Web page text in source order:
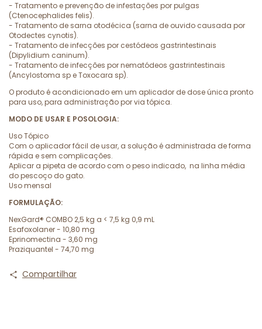
- Tratamento e prevenção de infestações por pulgas
(Ctenocephalides felis).
- Tratamento de sarna otodécica (sarna de ouvido causada por
Otodectes cynotis).
- Tratamento de infecções por cestódeos gastrintestinais
(Dipylidium caninum).
- Tratamento de infecções por nematódeos gastrintestinais
(Ancylostoma sp e Toxocara sp).
O produto é acondicionado em um aplicador de dose única pronto
para uso, para administração por via tópica.
MODO DE USAR E POSOLOGIA:
Uso Tópico
Com o aplicador fácil de usar, a solução é administrada de forma
rápida e sem complicações.
Aplicar a pipeta de acordo com o peso indicado, na linha média
do pescoço do gato.
Uso mensal
FORMULAÇÃO:
NexGard® COMBO 2,5 kg a < 7,5 kg 0,9 mL
Esafoxolaner - 10,80 mg
Eprinomectina - 3,60 mg
Praziquantel - 74,70 mg
Compartilhar